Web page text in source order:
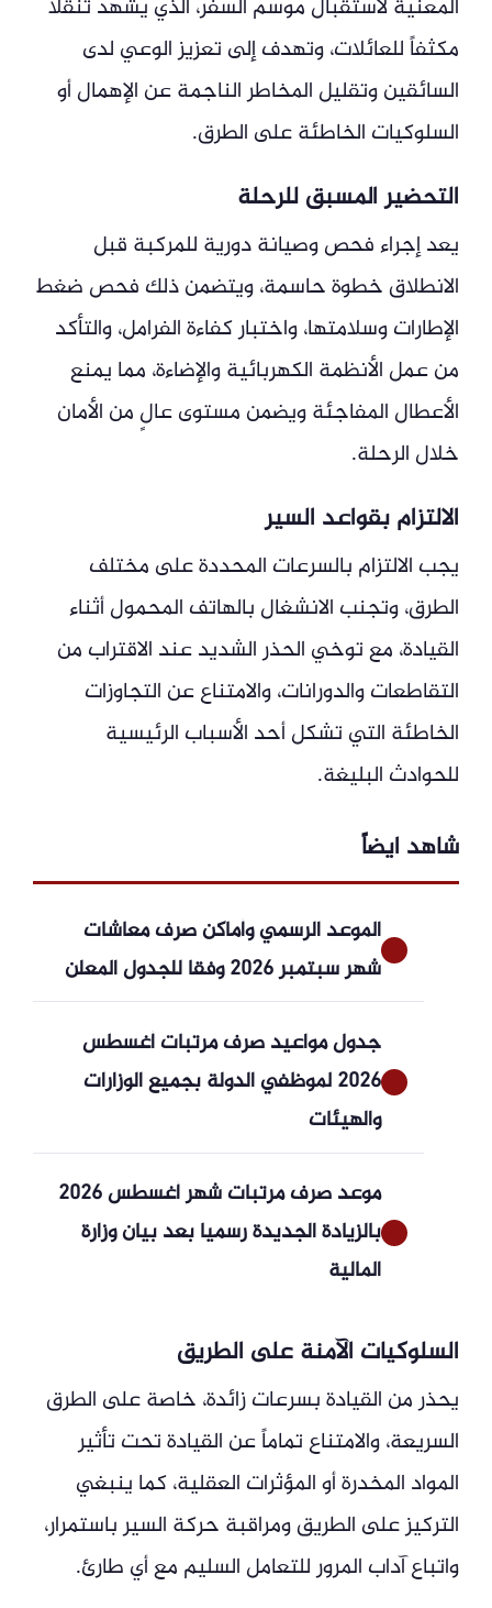
المعنية لاستقبال موسم السفر، الذي يشهد تنقلاً
مكثفاً للعائلات، وتهدف إلى تعزيز الوعي لدى
السائقين وتقليل المخاطر الناجمة عن الإهمال أو
السلوكيات الخاطئة على الطرق.
التحضير المسبق للرحلة
يعد إجراء فحص وصيانة دورية للمركبة قبل
الانطلاق خطوة حاسمة، ويتضمن ذلك فحص ضغط
الإطارات وسلامتها، واختبار كفاءة الفرامل، والتأكد
من عمل الأنظمة الكهربائية والإضاءة، مما يمنع
الأعطال المفاجئة ويضمن مستوى عالٍ من الأمان
خلال الرحلة.
الالتزام بقواعد السير
يجب الالتزام بالسرعات المحددة على مختلف
الطرق، وتجنب الانشغال بالهاتف المحمول أثناء
القيادة، مع توخي الحذر الشديد عند الاقتراب من
التقاطعات والدورانات، والامتناع عن التجاوزات
الخاطئة التي تشكل أحد الأسباب الرئيسية
للحوادث البليغة.
شاهد ايضاً
الموعد الرسمي وأماكن صرف معاشات
شهر سبتمبر 2026 وفقا للجدول المعلن
جدول مواعيد صرف مرتبات أغسطس
2026 لموظفي الدولة بجميع الوزارات
والهيئات
موعد صرف مرتبات شهر أغسطس 2026
بالزيادة الجديدة رسميا بعد بيان وزارة
المالية
السلوكيات الآمنة على الطريق
يحذر من القيادة بسرعات زائدة، خاصة على الطرق
السريعة، والامتناع تماماً عن القيادة تحت تأثير
المواد المخدرة أو المؤثرات العقلية، كما ينبغي
التركيز على الطريق ومراقبة حركة السير باستمرار،
واتباع آداب المرور للتعامل السليم مع أي طارئ.